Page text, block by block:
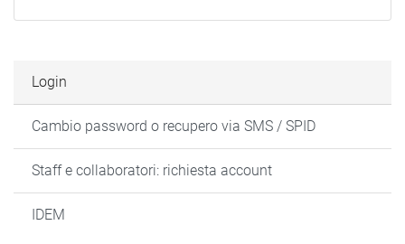
Login
Cambio password o recupero via SMS / SPID
Staff e collaboratori: richiesta account
IDEM